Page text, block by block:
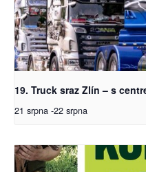
19. Truck sraz Zlín – s
21 srpna -22 srpna